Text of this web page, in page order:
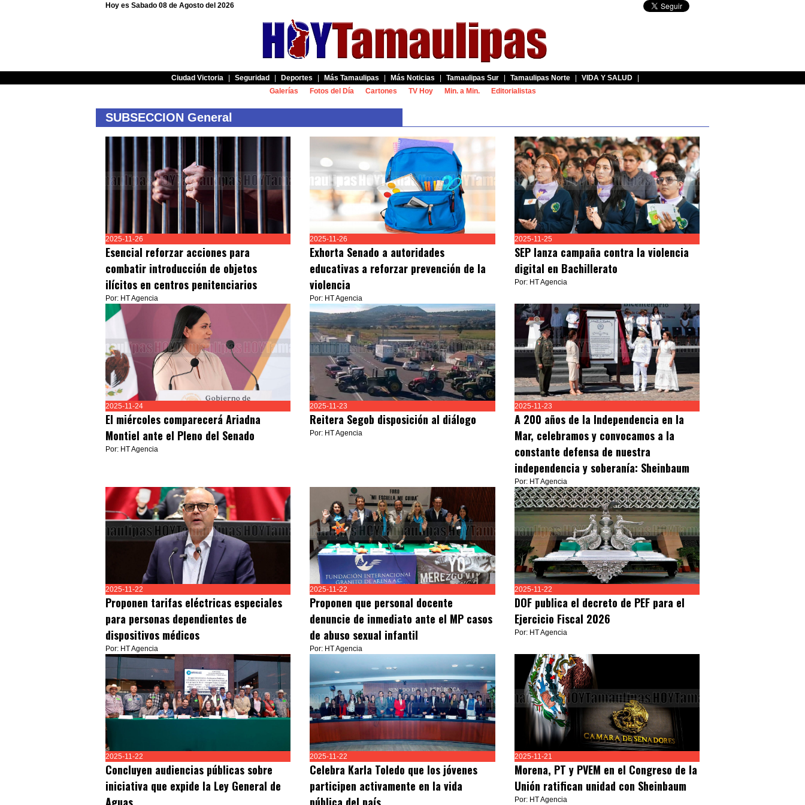
Hoy es Sabado 08 de Agosto del 2026
Ciudad Victoria Seguridad Deportes Más Tamaulipas Más Noticias Tamaulipas Sur Tamaulipas Norte VIDA Y SALUD
Galerías
Fotos del Día Cartones TV Hoy Min. a Min. Editorialistas
SUBSECCION General
2025-11-26
Esencial reforzar acciones para
combatir introducción de objetos
ilícitos en centros penitenciarios
Por: HT Agencia
2025-11-26
Exhorta Senado a autoridades
educativas a reforzar prevención de la
violencia
Por: HT Agencia
2025-11-25
SEP lanza campaña contra la violencia
digital en Bachillerato
Por: HT Agencia
2025-11-24
El miércoles comparecerá Ariadna
Montiel ante el Pleno del Senado
Por: HT Agencia
2025-11-23
Reitera Segob disposición al diálogo
Por: HT Agencia
2025-11-23
A 200 años de la Independencia en la
Mar, celebramos y convocamos a la
constante defensa de nuestra
independencia y soberanía: Sheinbaum
Por: HT Agencia
2025-11-22
Proponen tarifas eléctricas especiales
para personas dependientes de
dispositivos médicos
Por: HT Agencia
2025-11-22
Proponen que personal docente
denuncie de inmediato ante el MP casos
de abuso sexual infantil
Por: HT Agencia
2025-11-22
DOF publica el decreto de PEF para el
Ejercicio Fiscal 2026
Por: HT Agencia
2025-11-22
Concluyen audiencias públicas sobre
iniciativa que expide la Ley General de
2025-11-22
Celebra Karla Toledo que los jóvenes
participen activamente en la vida
2025-11-21
Morena, PT y PVEM en el Congreso de la
Unión ratifican unidad con Sheinbaum
Por: HT Agencia